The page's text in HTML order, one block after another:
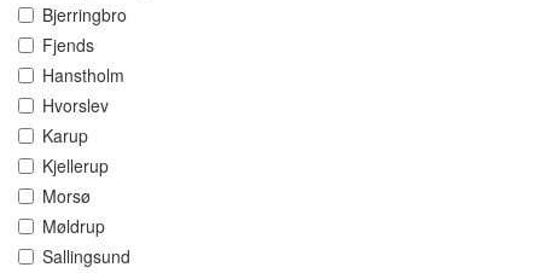
Bjerringbro
Fjends
Hanstholm
Hvorslev
Karup
Kjellerup
Morsø
Møldrup
Sallingsund